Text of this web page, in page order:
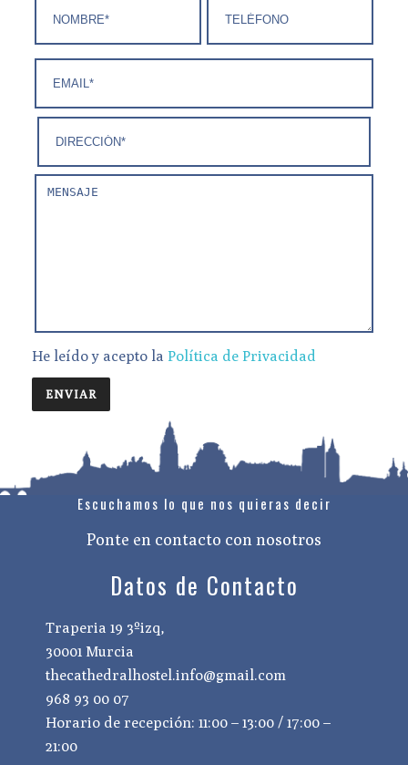
He leído y acepto la Política de Privacidad
Escuchamos lo que nos quieras decir
Ponte en contacto con nosotros
Datos de Contacto
Traperia 19 3ºizq,
30001 Murcia
thecathedralhostel.info@gmail.com
968 93 00 07
Horario de recepción: 11:00 – 13:00 / 17:00 –
21:00